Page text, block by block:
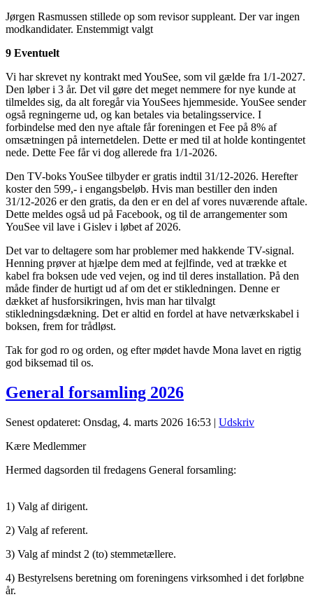
Jørgen Rasmussen stillede op som revisor suppleant. Der var ingen
modkandidater. Enstemmigt valgt
9 Eventuelt
Vi har skrevet ny kontrakt med YouSee, som vil gælde fra 1/1-2027.
Den løber i 3 år. Det vil gøre det meget nemmere for nye kunde at
tilmeldes sig, da alt foregår via YouSees hjemmeside. YouSee sender
også regningerne ud, og kan betales via betalingsservice. I
forbindelse med den nye aftale får foreningen et Fee på 8% af
omsætningen på internetdelen. Dette er med til at holde kontingentet
nede. Dette Fee får vi dog allerede fra 1/1-2026.
Den TV-boks YouSee tilbyder er gratis indtil 31/12-2026. Herefter
koster den 599,- i engangsbeløb. Hvis man bestiller den inden
31/12-2026 er den gratis, da den er en del af vores nuværende aftale.
Dette meldes også ud på Facebook, og til de arrangementer som
YouSee vil lave i Gislev i løbet af 2026.
Det var to deltagere som har problemer med hakkende TV-signal.
Henning prøver at hjælpe dem med at fejlfinde, ved at trække et
kabel fra boksen ude ved vejen, og ind til deres installation. På den
måde finder de hurtigt ud af om det er stikledningen. Denne er
dækket af husforsikringen, hvis man har tilvalgt
stikledningsdækning. Det er altid en fordel at have netværkskabel i
boksen, frem for trådløst.
Tak for god ro og orden, og efter mødet havde Mona lavet en rigtig
god biksemad til os.
General forsamling 2026
Senest opdateret: Onsdag, 4. marts 2026 16:53 | Udskriv
Kære Medlemmer
Hermed dagsorden til fredagens General forsamling:
1) Valg af dirigent.
2) Valg af referent.
3) Valg af mindst 2 (to) stemmetællere.
4) Bestyrelsens beretning om foreningens virksomhed i det forløbne
år.